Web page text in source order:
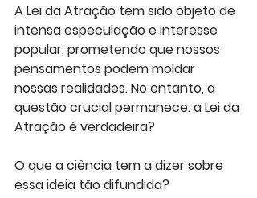
A Lei da Atração tem sido objeto de
intensa especulação e interesse
popular, prometendo que nossos
pensamentos podem moldar
nossas realidades. No entanto, a
questão crucial permanece: a Lei da
Atração é verdadeira?
O que a ciência tem a dizer sobre
essa ideia tão difundida?